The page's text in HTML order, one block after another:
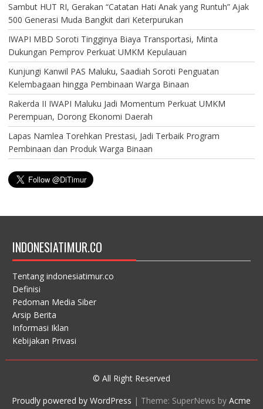
Sambut HUT RI, Gerakan “Catatan Hati Anak yang Runtuh” Ajak
500 Generasi Muda Bangkit dari Keterpurukan
IWAPI MBD Soroti Tingginya Biaya Transportasi, Minta
Dukungan Pemprov Perkuat UMKM Kepulauan
Kunjungi Kanwil PAS Maluku, Saadiah Soroti Penguatan
Kelembagaan hingga Pembinaan Warga Binaan
Rakerda II IWAPI Maluku Jadi Momentum Perkuat UMKM
Perempuan, Dorong Ekonomi Daerah
Lapas Namlea Torehkan Prestasi, Jadi Terbaik Program
Pembinaan dan Produk Warga Binaan
INDONESIATIMUR.CO
Tentang indonesiatimur.co
Definisi
Pedoman Media Siber
Arsip Berita
Informasi Iklan
Kebijakan Privasi
© All Right Reserved
Proudly powered by WordPress | Theme: SuperNews byAcme